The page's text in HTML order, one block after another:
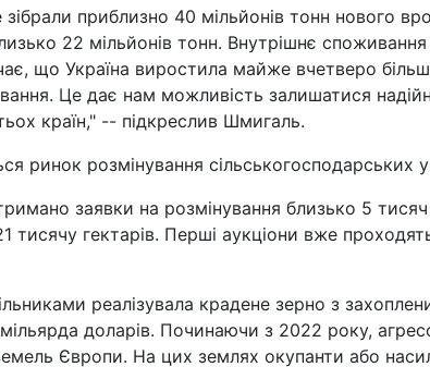
приблизно 40 мільйонів тонн нового
22 мільйонів тонн. Внутрішнє
що Україна виростила майже вчетверо
Це дає нам можливість залишатися
країн," -- підкреслив Шмигаль.
ринок розмінування сільськогосподарських
заявки на розмінування близько 5 тисяч
тисячу гектарів. Перші аукціони вже
реалізувала крадене зерно з
доларів. Починаючи з 2022 року,
Європи. На цих землях окупанти або